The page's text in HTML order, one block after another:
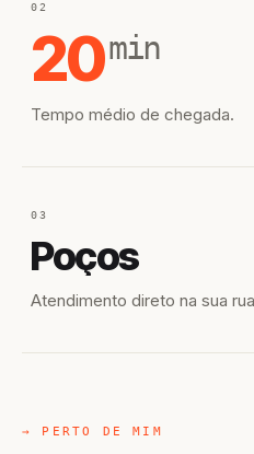
02
20min
Tempo médio de chegada.
03
Poços
Atendimento direto na sua
→ PERTO DE MIM